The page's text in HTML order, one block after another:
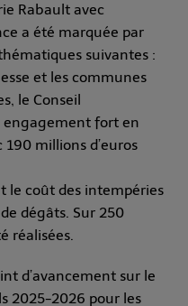
Rabault avec
a été marquée par
suivantes :
et les communes
le Conseil
fort en
millions d’euros
le coût des intempéries
dégâts. Sur 250
réalisées.
d’avancement sur le
2025-2026 pour les